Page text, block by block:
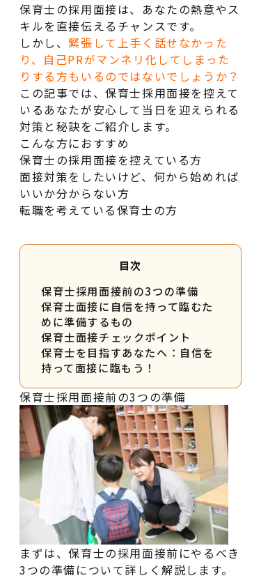
保育士の採用面接は、あなたの熱意やス
キルを直接伝えるチャンスです。
しかし、 緊張して上手く話せなかった
り、自己PRがマンネリ化してしまった
りする方もいるのではないでしょうか？
この記事では、保育士採用面接を控えて
いるあなたが安心して当日を迎えられる
対策と秘訣をご紹介します。
こんな方におすすめ
保育士の採用面接を控えている方
面接対策をしたいけど、何から始めれば
いいか分からない方
転職を考えている保育士の方
目次
保育士採用面接前の3つの準備
保育士面接に自信を持って臨むた
めに準備するもの
保育士面接チェックポイント
保育士を目指すあなたへ：自信を
持って面接に臨もう！
保育士採用面接前の3つの準備
まずは、保育士の採用面接前にやるべき
3つの準備について詳しく解説します。